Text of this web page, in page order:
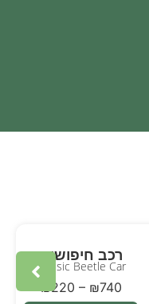
רכב חיפושית
Classic Beetle Car
₪220 – ₪740